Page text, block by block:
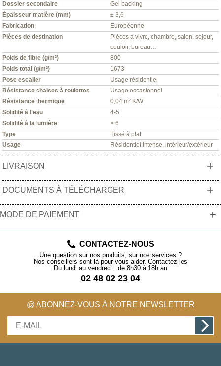
Dossier secondaire
Gel backing
Épaisseur matière (mm)
± 3,6
Fabrication
Européenne
Pièces de destination
Pièces à vivre, chambre, salon, séjour,
couloir, bureau…
Poids de fibre (g/m²)
800
Poids total (g/m²)
1673
Pose escalier
Usage résidentiel
Résistance chaises à roulettes
Usage occasionnel
Résistance thermique
0,04 m² K/W
Solidité à l'eau
4-5
Solidité à la lumière
> 6
Type
Tissé à plat
Usage
Résidentiel intense, intérieur/extérieur
LIVRAISON +
DOCUMENTS À TÉLÉCHARGER +
MODE DE PAIEMENT +
CONTACTEZ-NOUS
Une question sur nos produits, sur nos services ?
Nos conseillers sont là pour vous aider. Contactez-les
Du lundi au vendredi : de 8h30 à 18h au
02 48 02 23 04
@ ABONNEZ-VOUS À NOTRE NEWSLETTER